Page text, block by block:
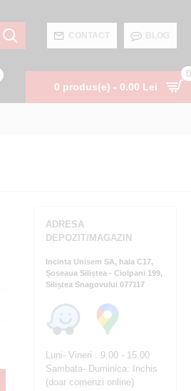
CONTACT BLOG
0 produs(e) - 0.00 Lei
0
ADRESA
DEPOZIT/MAGAZIN
Incinta Unisem SA, hala C17,
Șoseaua Siliștea - Ciolpani 199,
Siliștea Snagovului 077117
Luni- Vineri : 9.00 - 15.00
Sambata- Duminica: Inchis
(doar comenzi online)